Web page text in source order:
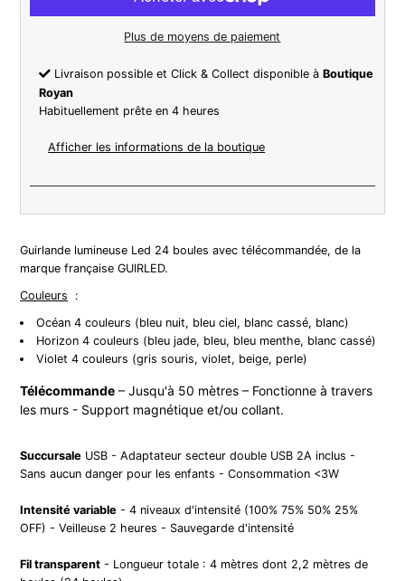
Plus de moyens de paiement
Livraison possible et Click & Collect disponible àBoutique
Royan
Habituellement prête en 4 heures
Afficher les informations de la boutique
Guirlande lumineuse Led 24 boules avec télécommandée, de la
marque française GUIRLED.
Couleurs :
Océan 4 couleurs (bleu nuit, bleu ciel, blanc cassé, blanc)
Horizon 4 couleurs (bleu jade, bleu, bleu menthe, blanc cassé)
Violet 4 couleurs (gris souris, violet, beige, perle)
Télécommande – Jusqu'à 50 mètres – Fonctionne à travers
les murs - Support magnétique et/ou collant.
Succursale USB - Adaptateur secteur double USB 2A inclus -
Sans aucun danger pour les enfants - Consommation <3W
Intensité variable - 4 niveaux d'intensité (100% 75% 50% 25%
OFF) - Veilleuse 2 heures - Sauvegarde d'intensité
Fil transparent - Longueur totale : 4 mètres dont 2,2 mètres de